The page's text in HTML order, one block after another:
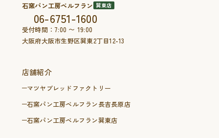
石窯パン工房ベルフラン 巽東店
06-6751-1600
受付時間：7:00 〜 19:00
大阪府大阪市生野区巽東2丁目12-13
店舗紹介
マツヤブレッドファクトリー
石窯パン工房ベルフラン長吉長原店
石窯パン工房ベルフラン巽東店